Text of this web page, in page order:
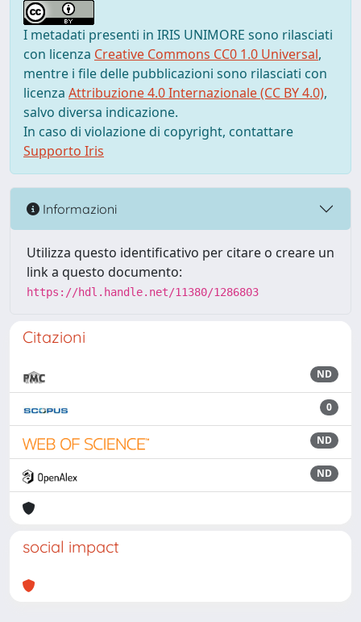
I metadati presenti in IRIS UNIMORE sono rilasciati
con licenza Creative Commons CC0 1.0 Universal,
mentre i file delle pubblicazioni sono rilasciati con
licenza Attribuzione 4.0 Internazionale (CC BY 4.0),
salvo diversa indicazione.
In caso di violazione di copyright, contattare
Supporto Iris
Informazioni
Utilizza questo identificativo per citare o creare un
link a questo documento:
https://hdl.handle.net/11380/1286803
Citazioni
ND
0
ND
ND
social impact